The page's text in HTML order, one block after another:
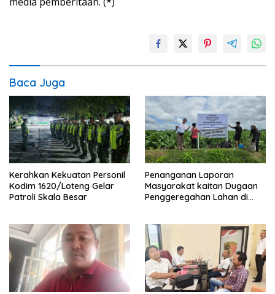
Baca Juga
Kerahkan Kekuatan Personil
Kodim 1620/Loteng Gelar
Patroli Skala Besar
Penanganan Laporan
Masyarakat kaitan Dugaan
Penggeregahan Lahan di